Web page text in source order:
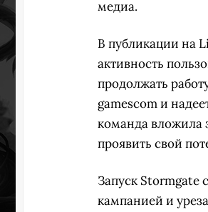
медиа.
В публикации на
активность
продолжать
gamescom и
команда вложила
проявить свой
Запуск Stormgate
кампанией и